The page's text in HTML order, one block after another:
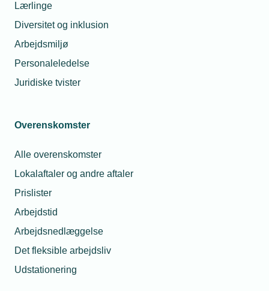
Lærlinge
Diversitet og inklusion
Arbejdsmiljø
Personaleledelse
Juridiske tvister
Overenskomster
Alle overenskomster
Lokalaftaler og andre aftaler
Prislister
Arbejdstid
Arbejdsnedlæggelse
Det fleksible arbejdsliv
Udstationering
tager hele sygedage i forbindelse med
korte hospitalsundersøgelser som
scanninger og blodprøver.
Medarbejderen melder sig syg på de
dage, og vi er i tvivl om, hvorvidt han
har ret til løn under sygdom?